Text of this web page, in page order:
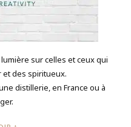
sur celles et ceux qui
des spiritueux.
distillerie, en France ou à